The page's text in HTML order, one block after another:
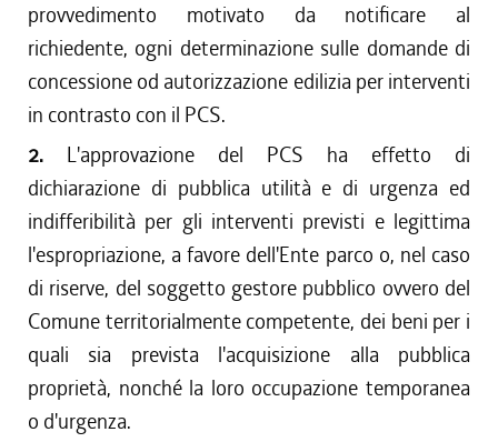
provvedimento motivato da notificare al
richiedente, ogni determinazione sulle domande di
concessione od autorizzazione edilizia per interventi
in contrasto con il PCS.
2. L'approvazione del PCS ha effetto di
dichiarazione di pubblica utilità e di urgenza ed
indifferibilità per gli interventi previsti e legittima
l'espropriazione, a favore dell'Ente parco o, nel caso
di riserve, del soggetto gestore pubblico ovvero del
Comune territorialmente competente, dei beni per i
quali sia prevista l'acquisizione alla pubblica
proprietà, nonché la loro occupazione temporanea
o d'urgenza.